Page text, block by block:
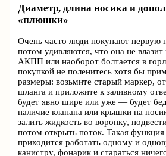
Диаметр, длина носика и
«плюшки»
Очень часто люди покупают первую
потом удивляются, что она не
АКПП или наоборот болтается в
покупкой не поленитесь хотя бы
размеры: возьмите старый маркер,
шланга и приложите к заливному
будет явно шире или уже — будет
наличие клапана или крышки на
залить жидкость во воронку,
потом открыть поток. Такая функция
приходится работать одному и
канистру, фонарик и стараться